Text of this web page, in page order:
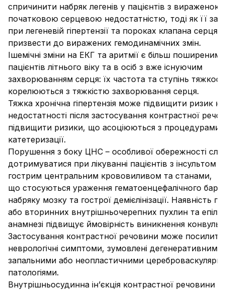
спричинити набряк легенів у пацієнтів з вираженою
початковою серцевою недостатністю, тоді як її
при легеневій гіпертензії та пороках клапана серця
призвести до виражених гемодинамічних змін.
Ішемічні зміни на ЕКГ та аритмії є більш
пацієнтів літнього віку та в осіб з вже існуючим
захворюванням серця: їх частота та ступінь
корелюються з тяжкістю захворювання серця.
Тяжка хронічна гіпертензія може підвищити ризик
недостатності після застосування контрастної
підвищити ризики, що асоціюються з процедурами
катетеризації.
Порушення з боку ЦНС – особливої обережності слід
дотримуватися при лікуванні пацієнтів з інсультом
гострим центральним крововиливом та станами,
що стосуються ураження гематоенцефалічного
набряку мозку та гострої демієлінізації. Наявність
або вторинних внутрішньочерепних пухлин та
анамнезі підвищує ймовірність виникнення
Застосування контрастної речовини може посилити
неврологічні симптоми, зумовлені дегенеративними,
запальними або неопластичними
патологіями.
Внутрішньосудинна ін’єкція контрастної речовини